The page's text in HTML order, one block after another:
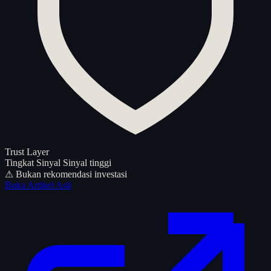
Trust Layer
Tingkat Sinyal Sinyal tinggi
⚠ Bukan rekomendasi investasi
Buka Artikel Asli